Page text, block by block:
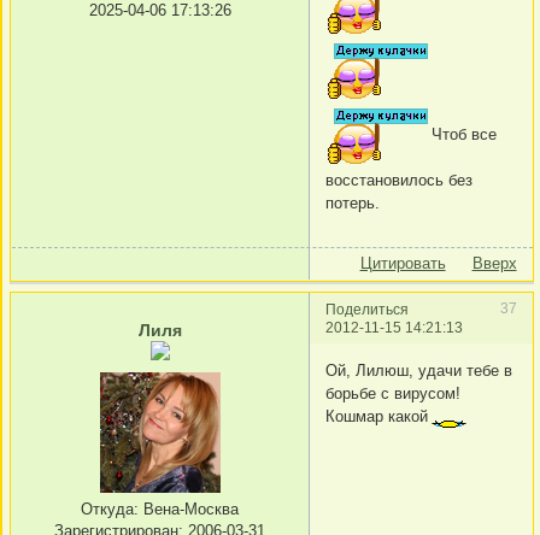
2025-04-06 17:13:26
Чтоб все
восстановилось без
потерь.
Цитировать Вверх
Поделиться
37
2012-11-15 14:21:13
Лиля
Откуда: Вена-Москва
Зарегистрирован: 2006-03-31
Ой, Лилюш, удачи тебе в
борьбе с вирусом!
Кошмар какой